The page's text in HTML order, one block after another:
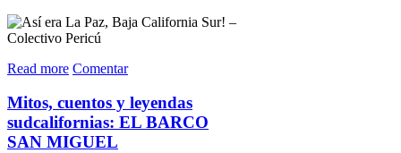
Read more Comentar
Mitos, cuentos y leyendas
sudcalifornias: EL BARCO
SAN MIGUEL